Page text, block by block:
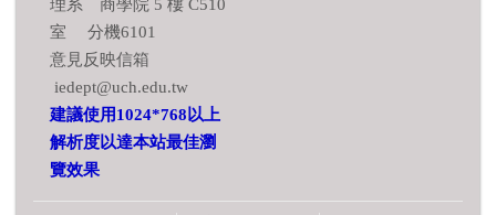
理系 商學院 5 樓 C510
室 分機6101
意見反映信箱
iedept@uch.edu.tw
建議使用1024*768以上
解析度以達本站最佳瀏
覽效果